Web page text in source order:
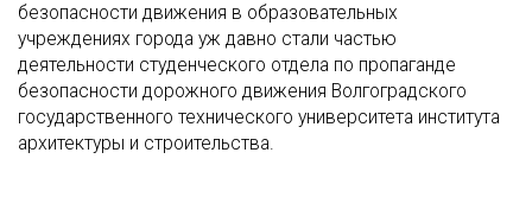
безопасности движения в образовательных
учреждениях города уж давно стали частью
деятельности студенческого отдела по пропаганде
безопасности дорожного движения Волгоградского
государственного технического университета института
архитектуры и строительства.